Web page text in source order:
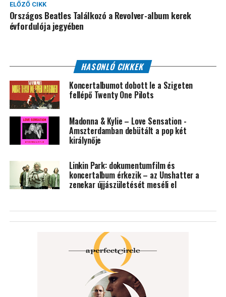
ELŐZŐ CIKK
Országos Beatles Találkozó a Revolver-album kerek
évfordulója jegyében
HASONLÓ CIKKEK
Koncertalbumot dobott le a Szigeten
fellépő Twenty One Pilots
Madonna & Kylie – Love Sensation -
Amszterdamban debütált a pop két
királynője
Linkin Park: dokumentumfilm és
koncertalbum érkezik – az Unshatter a
zenekar újjászületését meséli el